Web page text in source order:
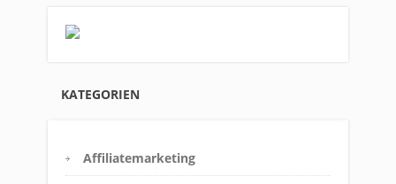
KATEGORIEN
Affiliatemarketing